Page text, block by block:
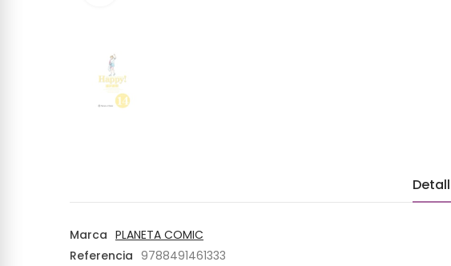
Marca PLANETA COMIC
Referencia 9788491461333